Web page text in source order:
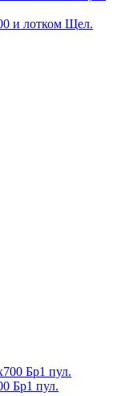
и лотком Щел.
Бр1 пул.